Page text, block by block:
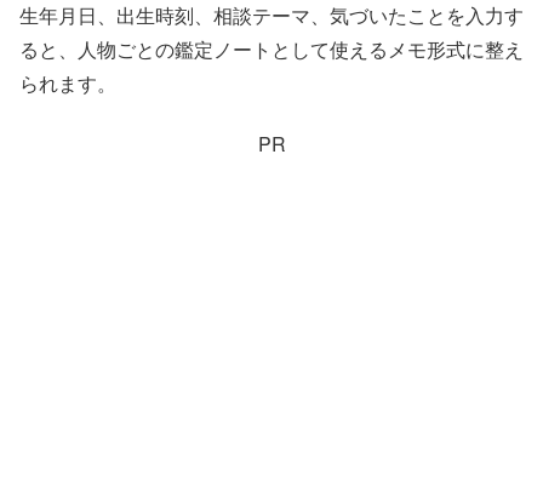
生年月日、出生時刻、相談テーマ、気づいたことを入力す
ると、人物ごとの鑑定ノートとして使えるメモ形式に整え
られます。
PR